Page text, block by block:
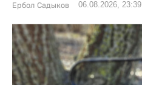
Ербол Садыков 06.08.2026, 23:39